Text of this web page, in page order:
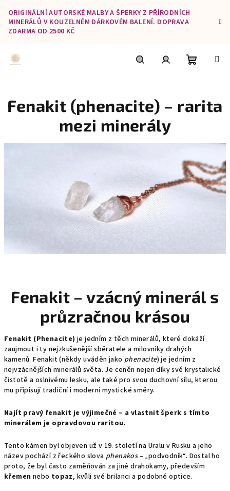
obsah
ORIGINÁLNÍ AUTORSKÉ MALBY A ŠPERKY Z PŘÍRODNÍCH
MINERÁLŮ V KOUZELNÉM DÁRKOVÉM BALENÍ. DOPRAVA
ZDARMA OD 2500 KČ
košík
Fenakit (phenacite) – rarita
mezi minerály
Fenakit – vzácný minerál s
průzračnou krásou
Fenakit (Phenacite) je jedním z těch minerálů, které dokáží
zaujmout i ty nejzkušenější sběratele a milovníky drahých
kamenů. Fenakit (někdy uváděn jako phenacite) je jedním z
nejvzácnějších minerálů světa. Je ceněn nejen díky své krystalické
čistotě a oslnivému lesku, ale také pro svou duchovní sílu, kterou
mu připisují tradiční i moderní mystické směry.
Najít pravý fenakit je výjimečné – a vlastnit šperk s tímto
minerálem je opravdovou raritou.
Tento kámen byl objeven už v 19. století na Uralu v Rusku a jeho
název pochází z řeckého slova phenakos– „podvodník“. Dostal ho
proto, že byl často zaměňován za jiné drahokamy, především
křemen nebo topaz, kvůli své brilanci a podobné optice.